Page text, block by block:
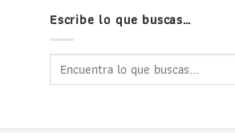
Escribe lo que buscas…
Buscar
por: